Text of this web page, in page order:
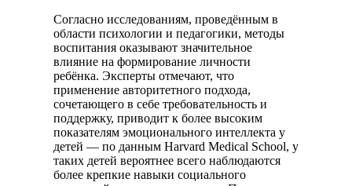
Согласно исследованиям, проведённым в
области психологии и педагогики, методы
воспитания оказывают значительное
влияние на формирование личности
ребёнка. Эксперты отмечают, что
применение авторитетного подхода,
сочетающего в себе требовательность и
поддержку, приводит к более высоким
показателям эмоционального интеллекта у
детей — по данным Harvard Medical School, у
таких детей вероятнее всего наблюдаются
более крепкие навыки социального